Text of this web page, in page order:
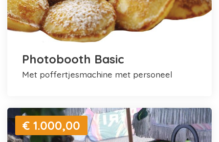
Photobooth Basic
met poffertjesmachine met personeel
€ 1.000,00